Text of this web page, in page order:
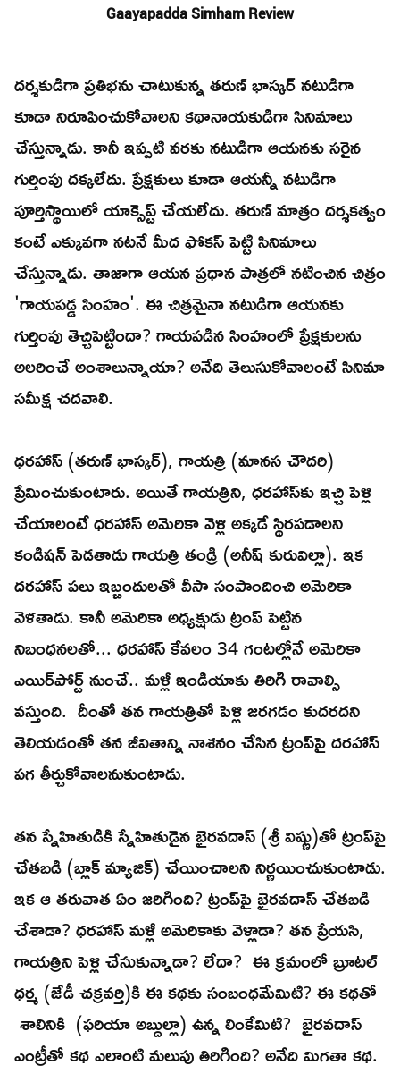
Gaayapadda Simham Review
దర్శకుడిగా ప్రతిభను చాటుకున్న తరుణ్‌ భాస్కర్‌ నటుడిగా
కూడా నిరూపించుకోవాలని కథానాయకుడిగా సినిమాలు
చేస్తున్నాడు. కానీ ఇప్పటి వరకు నటుడిగా ఆయనకు సరైన
గుర్తింపు దక్కలేదు. ప్రేక్షకులు కూడా ఆయన్నీ నటుడిగా
పూర్తిస్థాయిలో యాక్సెప్ట్‌ చేయలేదు. తరుణ్‌ మాత్రం దర్శకత్వం
కంటే ఎక్కువగా నటనే మీద ఫోకస్‌ పెట్టి సినిమాలు
చేస్తున్నాడు. తాజాగా ఆయన ప్రధాన పాత్రలో నటించిన చిత్రం
'గాయపడ్డ సింహం'. ఈ చిత్రమైనా నటుడిగా ఆయనకు
గుర్తింపు తెచ్చిపెట్టిందా? గాయపడిన సింహంలో ప్రేక్షకులను
అలరించే అంశాలున్నాయా? అనేది తెలుసుకోవాలంటే సినిమా
సమీక్ష చదవాలి.
ధరహాస్‌ (తరుణ్‌ భాస్కర్‌), గాయత్రి (మానస చౌదరి)
ప్రేమించుకుంటారు. అయితే గాయత్రిని, ధరహాస్‌కు ఇచ్చి పెళ్లి
చేయాలంటే ధరహాస్‌ అమెరికా వెళ్లి అక్కడే స్థిరపడాలని
కండిషన్‌ పెడతాడు గాయత్రి తండ్రి (అనీష్‌ కురువిల్లా). ఇక
దరహాస్‌ పలు ఇబ్బందులతో వీసా సంపాందించి అమెరికా
వెళతాడు. కానీ అమెరికా అధ్యక్షుడు ట్రంప్‌ పెట్టిన
నిబంధనలతో... ధరహాస్‌ కేవలం 34 గంటల్లోనే అమెరికా
ఎయిర్‌పోర్ట్‌ నుంచే.. మళ్లీ ఇండియాకు తిరిగి రావాల్సి
వస్తుంది. దీంతో తన గాయత్రితో పెళ్లి జరగడం కుదరదని
తెలియడంతో తన జీవితాన్ని నాశనం చేసిన ట్రంప్‌పై దరహాస్‌
పగ తీర్చుకోవాలనుకుంటాడు.
తన స్నేహితుడికి స్నేహితుడైన భైరవదాస్‌ (శ్రీ విష్ణు)తో ట్రంప్‌పై
చేతబడి (బ్లాక్‌ మ్యాజిక్‌) చేయించాలని నిర్ణయించుకుంటాడు.
ఇక ఆ తరువాత ఏం జరిగింది? ట్రంప్‌పై భైరవదాస్‌ చేతబడి
చేశాడా? ధరహాస్‌ మళ్లీ అమెరికాకు వెళ్లాడా? తన ప్రేయసి,
గాయత్రిని పెళ్లి చేసుకున్నాడా? లేదా? ఈ క్రమంలో బ్రూటల్‌
ధర్మ (జేడీ చక్రవర్తి)కి ఈ కథకు సంబంధమేమిటి? ఈ కథతో
శాలినికి (ఫరియా అబ్దుల్లా) ఉన్న లింకేమిటి? భైరవదాస్‌
ఎంట్రీతో కథ ఎలాంటి మలుపు తిరిగింది? అనేది మిగతా కథ.